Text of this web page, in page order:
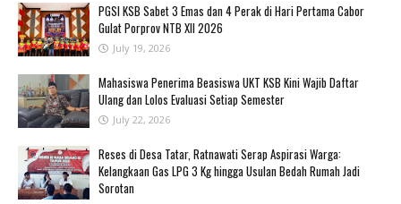
PGSI KSB Sabet 3 Emas dan 4 Perak di Hari Pertama Cabor
Gulat Porprov NTB XII 2026 ‎
July 19, 2026
Mahasiswa Penerima Beasiswa UKT KSB Kini Wajib Daftar
Ulang dan Lolos Evaluasi Setiap Semester
July 22, 2026
Reses di Desa Tatar, Ratnawati Serap Aspirasi Warga:
Kelangkaan Gas LPG 3 Kg hingga Usulan Bedah Rumah Jadi
Sorotan